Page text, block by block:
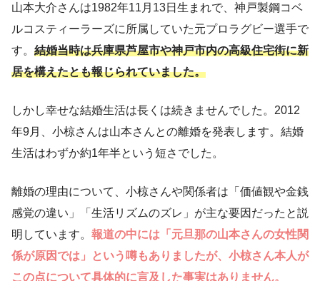
山本大介さんは1982年11月13日生まれで、神戸製鋼コベ
ルコスティーラーズに所属していた元プロラグビー選手で
す。 結婚当時は兵庫県芦屋市や神戸市内の高級住宅街に新
居を構えたとも報じられていました。
しかし幸せな結婚生活は長くは続きませんでした。2012
年9月、小椋さんは山本さんとの離婚を発表します。結婚
生活はわずか約1年半という短さでした。
離婚の理由について、小椋さんや関係者は「価値観や金銭
感覚の違い」「生活リズムのズレ」が主な要因だったと説
明しています。 報道の中には「元旦那の山本さんの女性関
係が原因では」という噂もありましたが、小椋さん本人が
この点について具体的に言及した事実はありません。